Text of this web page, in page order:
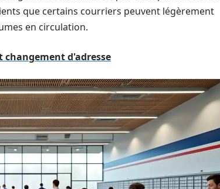
que certains courriers peuvent légèrement
en circulation.
changement d'adresse